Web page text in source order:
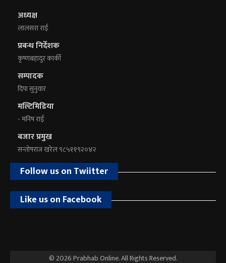
अध्यक्ष
लालसरा राई
प्रबन्ध निर्देशक
कृष्णबहादुर कार्की
सम्पादक
दिपा सुनुवार
मल्टिमिडिया
- मनिष राई
बजार प्रमुख
सन्तोषराज खरेल ९८५११९२०४२
Follow us on Twiitter
Like us on Facebook
© 2026 Prabhab Online. All Rights Reserved.